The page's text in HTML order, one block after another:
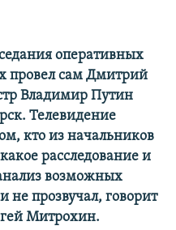
оперативных
провел сам Дмитрий
Владимир Путин
Телевидение
кто из начальников
расследование и
возможных
не прозвучал, говорит
Митрохин.